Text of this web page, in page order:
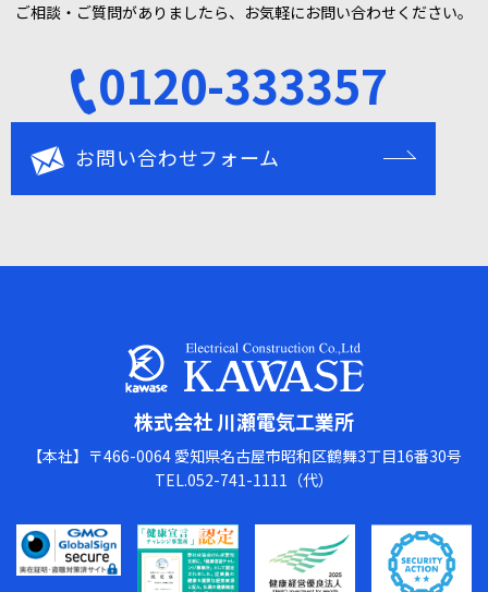
ホーム
会社情報
COMPANY
会社情報
会社概要 業務紹介
事業所一覧 情報セキュリティ基本方
事業紹介
SERVICES
施工実績
WORKS
施工実績
施工実績
工場・プラント 官公庁
お問い合わせ
採用情報
RECRUIT
ご相談・ご質問がありましたら、お気軽にお問い合わせください。
0120-333357
お問い合わせフォーム
株式会社 川瀬電気工業所
【本社】〒466-0064 愛知県名古屋市昭和区鶴舞3丁目16番30号
TEL.052-741-1111（代）